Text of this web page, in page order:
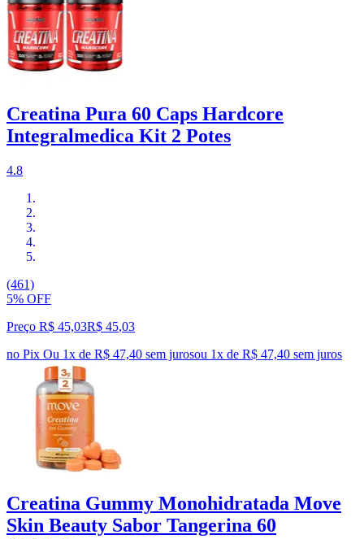
Creatina Pura 60 Caps Hardcore
Integralmedica Kit 2 Potes
4.8
(461)
5% OFF
Preço R$ 45,03R$ 45,03
no Pix Ou 1x de R$ 47,40 sem jurosou 1x de R$ 47,40 sem juros
Creatina Gummy Monohidratada Move
Skin Beauty Sabor Tangerina 60